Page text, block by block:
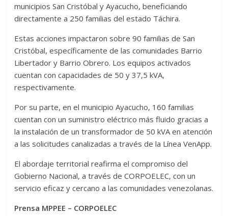
municipios San Cristóbal y Ayacucho, beneficiando
directamente a 250 familias del estado Táchira.
Estas acciones impactaron sobre 90 familias de San
Cristóbal, específicamente de las comunidades Barrio
Libertador y Barrio Obrero. Los equipos activados
cuentan con capacidades de 50 y 37,5 kVA,
respectivamente.
Por su parte, en el municipio Ayacucho, 160 familias
cuentan con un suministro eléctrico más fluido gracias a
la instalación de un transformador de 50 kVA en atención
a las solicitudes canalizadas a través de la Línea VenApp.
El abordaje territorial reafirma el compromiso del
Gobierno Nacional, a través de CORPOELEC, con un
servicio eficaz y cercano a las comunidades venezolanas.
Prensa MPPEE – CORPOELEC